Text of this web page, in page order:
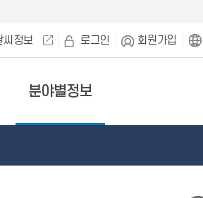
씨정보 로그인 회원가입
분야별정보